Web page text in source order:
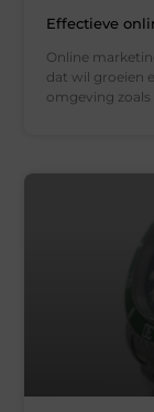
Effectieve
Online
dat wil groeien
omgeving zoals